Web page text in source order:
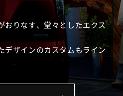
おりなす、堂々としたエクス
デザインのカスタムもライン